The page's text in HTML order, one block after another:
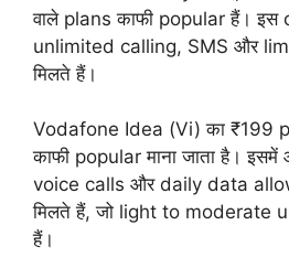
वाले plans काफी popular हैं।
unlimited calling, SMS और
मिलते हैं।
Vodafone Idea (Vi) का ₹199
काफी popular माना जाता है।
voice calls और daily data
मिलते हैं, जो light to moderate
हैं।